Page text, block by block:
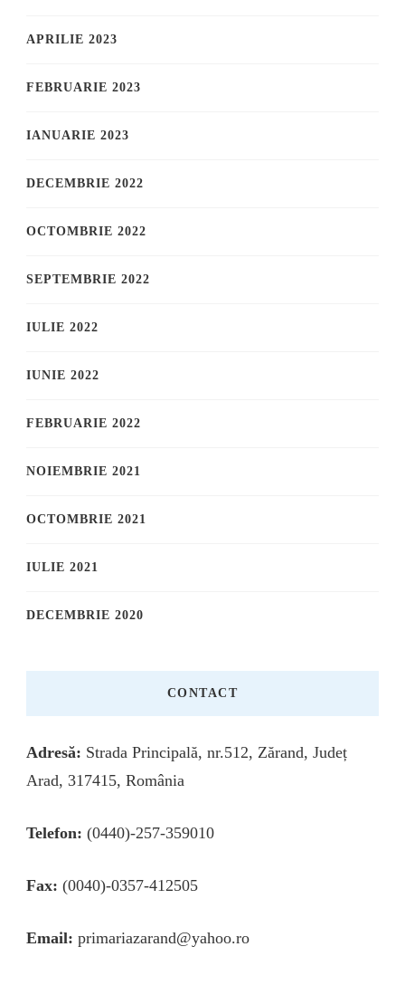
APRILIE 2023
FEBRUARIE 2023
IANUARIE 2023
DECEMBRIE 2022
OCTOMBRIE 2022
SEPTEMBRIE 2022
IULIE 2022
IUNIE 2022
FEBRUARIE 2022
NOIEMBRIE 2021
OCTOMBRIE 2021
IULIE 2021
DECEMBRIE 2020
CONTACT
Adresă: Strada Principală, nr.512, Zărand, Județ
Arad, 317415, România
Telefon: (0440)-257-359010
Fax: (0040)-0357-412505
Email: primariazarand@yahoo.ro